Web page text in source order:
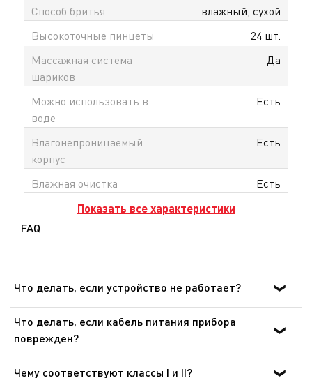
Способ бритья
влажный, сухой
Высокоточные пинцеты
24 шт.
Массажная система
шариков
Да
Можно использовать в
воде
Есть
Влагонепроницаемый
корпус
Есть
Влажная очистка Есть
Показать все характеристики
FAQ
Что делать, если устройство не работает?
После ознакомления с инструкциями по запуску
прибора в руководстве пользователя убедитесь, что
электрическая розетка находится в рабочем состоянии,
подключив к ней другое устройство. Если прибор не
заработал, не пытайтесь разобрать или
Что делать, если кабель питания прибора
поврежден?
Не пользуйтесь устройством. Во избежание опасной
ситуации, замените кабель в центре технического
Чему соответствуют классы I и II?